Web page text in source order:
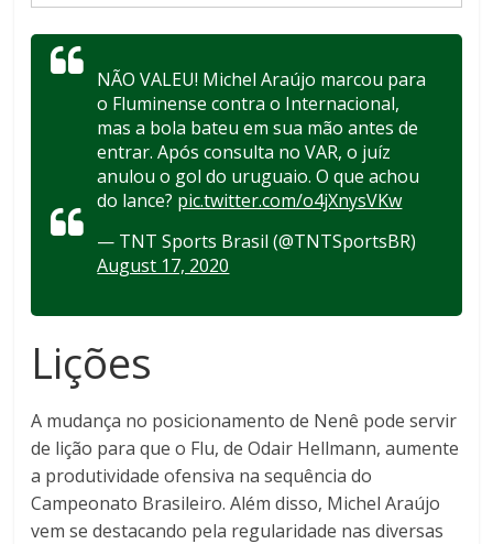
NÃO VALEU! Michel Araújo marcou para
o Fluminense contra o Internacional,
mas a bola bateu em sua mão antes de
entrar. Após consulta no VAR, o juíz
anulou o gol do uruguaio. O que achou
do lance? pic.twitter.com/o4jXnysVKw
— TNT Sports Brasil (@TNTSportsBR)
August 17, 2020
Lições
A mudança no posicionamento de Nenê pode servir
de lição para que o Flu, de Odair Hellmann, aumente
a produtividade ofensiva na sequência do
Campeonato Brasileiro. Além disso, Michel Araújo
vem se destacando pela regularidade nas diversas